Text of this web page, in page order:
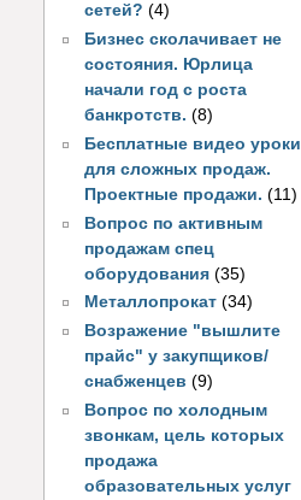
сетей? (4)
Бизнес сколачивает не
состояния. Юрлица
начали год с роста
банкротств. (8)
Бесплатные видео уроки
для сложных продаж.
Проектные продажи. (11)
Вопрос по активным
продажам спец
оборудования (35)
Металлопрокат (34)
Возражение "вышлите
прайс" у закупщиков/
снабженцев (9)
Вопрос по холодным
звонкам, цель которых
продажа
образовательных услуг